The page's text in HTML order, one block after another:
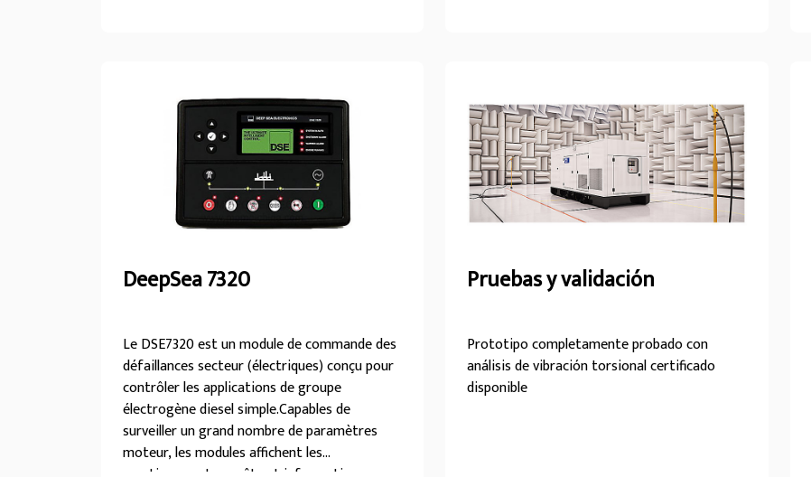
combustible, fáciles de operar y muy
resistentes para cumplir con las rigurosas
exigencias de las necesidades energéticas
temporales que usted tenga.
DeepSea 7320
Le DSE7320 est un module de commande des
défaillances secteur (électriques) conçu pour
contrôler les applications de groupe
électrogène diesel simple.Capables de
surveiller un grand nombre de paramètres
moteur, les modules affichent les
Pruebas y validación
Prototipo completamente probado con
análisis de vibración torsional certificado
disponible